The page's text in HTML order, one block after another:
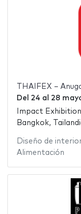
THAIFEX –
Del 24 al 28
Impact
Bangkok,
Diseño de
Alimentación